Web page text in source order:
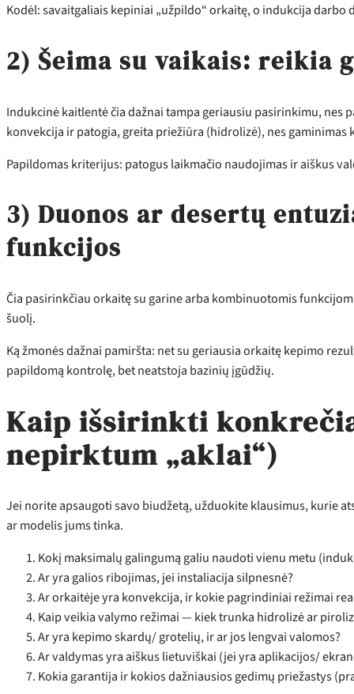
Kodėl: savaitgaliais kepiniai „užpildo“ orkaitę, o indukcija
2) Šeima su vaikais: reikia
Indukcinė kaitlentė čia dažnai tampa geriausiu pasirinkimu,
konvekcija ir patogia, greita priežiūra (hidrolizė), nes gaminimas
Papildomas kriterijus: patogus laikmačio naudojimas ir aiškus
3) Duonos ar desertų
funkcijos
Čia pasirinkčiau orkaitę su garine arba kombinuotomis
šuolį.
Ką žmonės dažnai pamiršta: net su geriausia orkaitę kepimo
papildomą kontrolę, bet neatstoja bazinių įgūdžių.
Kaip išsirinkti
nepirktum „aklai“)
Jei norite apsaugoti savo biudžetą, užduokite klausimus, kurie
ar modelis jums tinka.
Kokį maksimalų galingumą galiu naudoti vienu metu
Ar yra galios ribojimas, jei instaliacija silpnesnė?
Ar orkaitėje yra konvekcija, ir kokie pagrindiniai režimai
Kaip veikia valymo režimai — kiek trunka hidrolizė ar
Ar yra kepimo skardų/ grotelių, ir ar jos lengvai valomos?
Ar valdymas yra aiškus lietuviškai (jei yra aplikacijos/
Kokia garantija ir kokios dažniausios gedimų priežastys